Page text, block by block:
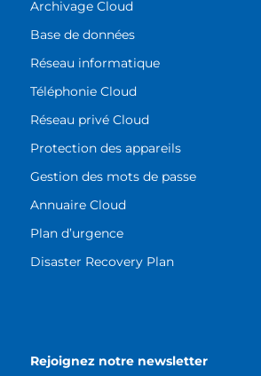
Archivage Cloud
Base de données
Réseau informatique
Téléphonie Cloud
Réseau privé Cloud
Protection des appareils
Gestion des mots de passe
Annuaire Cloud
Plan d’urgence
Disaster Recovery Plan
Rejoignez notre newsletter